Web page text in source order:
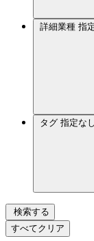
詳細業種 指
タグ 指定なし
検索する
すべてクリア